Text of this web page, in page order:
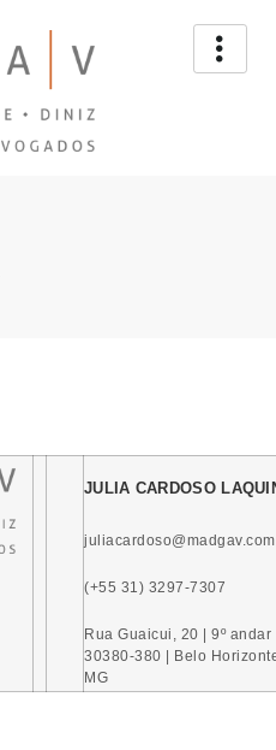
JULIA CARDOSO
(+55 31) 3297-7307
Rua Guaicui, 20 | 9º andar
30380-380 | Belo
MG